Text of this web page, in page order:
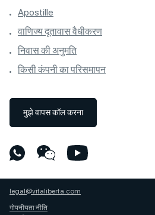
Apostille
वाणिज्य दूतावास वैधीकरण
निवास की अनुमति
किसी कंपनी का परिसमापन
मुझे वापस कॉल करना
legal@vitaliberta.com
गोपनीयता नीति